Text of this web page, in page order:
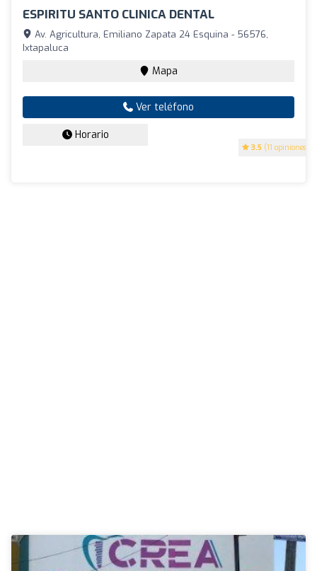
ESPIRITU SANTO CLINICA DENTAL
3.5 (11 opiniones)
Av. Agricultura, Emiliano Zapata 24 Esquina - 56576,
Ixtapaluca
Mapa
Ver teléfono
Horario